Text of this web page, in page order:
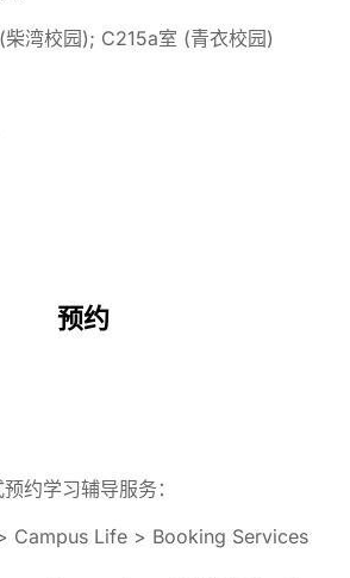
湾校园); C215a室 (青衣校园)
预约
约学习辅导服务：
Campus Life > Booking Services